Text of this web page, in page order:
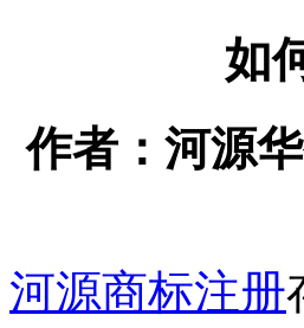
如
作者：河源
河源商标注册